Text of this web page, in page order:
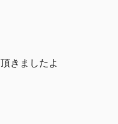
きましたよ